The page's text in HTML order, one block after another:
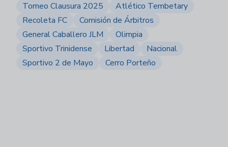
Torneo Clausura 2025
Atlético Tembetary
Recoleta FC
Comisión de Árbitros
General Caballero JLM
Olimpia
Sportivo Trinidense
Libertad
Nacional
Sportivo 2 de Mayo
Cerro Porteño